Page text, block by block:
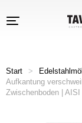
Start >
Aufkantung
Zwischenboden | AISI